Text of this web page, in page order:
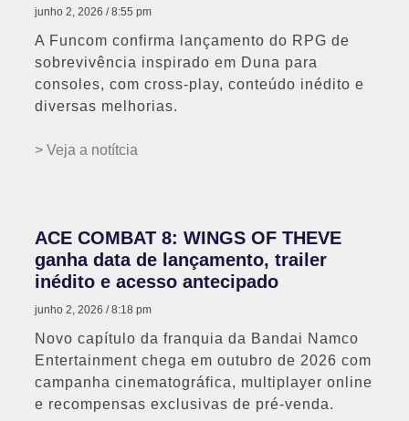
junho 2, 2026 8:55 pm
A Funcom confirma lançamento do RPG de
sobrevivência inspirado em Duna para
consoles, com cross-play, conteúdo inédito e
diversas melhorias.
> Veja a notítcia
ACE COMBAT 8: WINGS OF THEVE
ganha data de lançamento, trailer
inédito e acesso antecipado
junho 2, 2026 8:18 pm
Novo capítulo da franquia da Bandai Namco
Entertainment chega em outubro de 2026 com
campanha cinematográfica, multiplayer online
e recompensas exclusivas de pré-venda.